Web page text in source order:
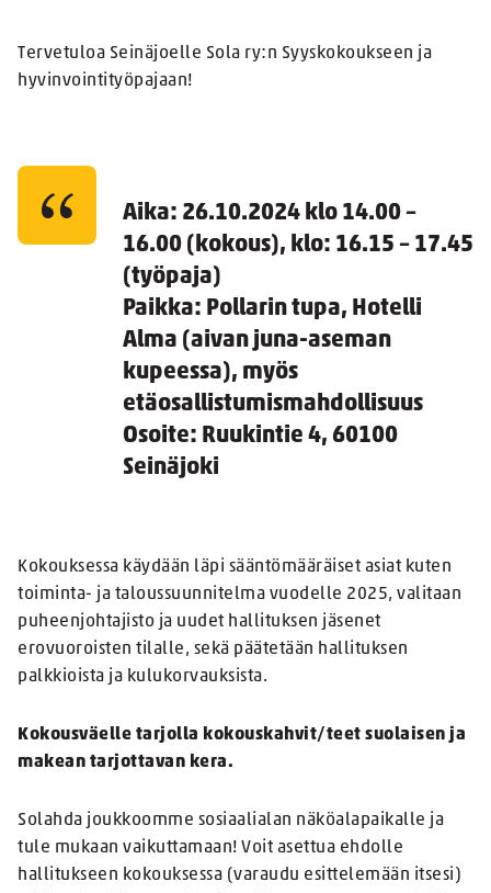
Tervetuloa Seinäjoelle Sola ry:n Syyskokoukseen ja
hyvinvointityöpajaan!
Aika: 26.10.2024 klo 14.00 –
16.00 (kokous), klo: 16.15 – 17.45
(työpaja)
Paikka: Pollarin tupa, Hotelli
Alma (aivan juna-aseman
kupeessa), myös
etäosallistumismahdollisuus
Osoite: Ruukintie 4, 60100
Seinäjoki
Kokouksessa käydään läpi sääntömääräiset asiat kuten
toiminta- ja taloussuunnitelma vuodelle 2025, valitaan
puheenjohtajisto ja uudet hallituksen jäsenet
erovuoroisten tilalle, sekä päätetään hallituksen
palkkioista ja kulukorvauksista.
Kokousväelle tarjolla kokouskahvit/teet suolaisen ja
makean tarjottavan kera.
Solahda joukkoomme sosiaalialan näköalapaikalle ja
tule mukaan vaikuttamaan! Voit asettua ehdolle
hallitukseen kokouksessa (varaudu esittelemään itsesi)